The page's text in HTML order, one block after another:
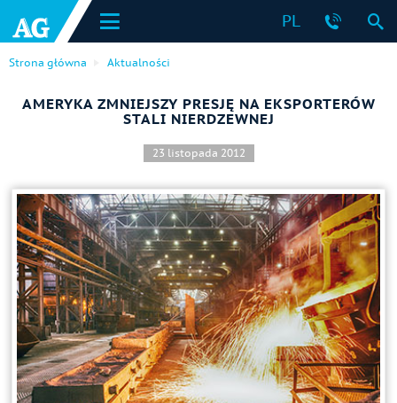
PL
Strona główna Aktualności
AMERYKA ZMNIEJSZY PRESJĘ NA EKSPORTERÓW
STALI NIERDZEWNEJ
23 listopada 2012